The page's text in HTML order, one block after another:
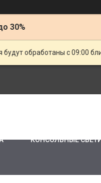
30%
обработаны с 09:00
КОНСОЛЬНЫЕ